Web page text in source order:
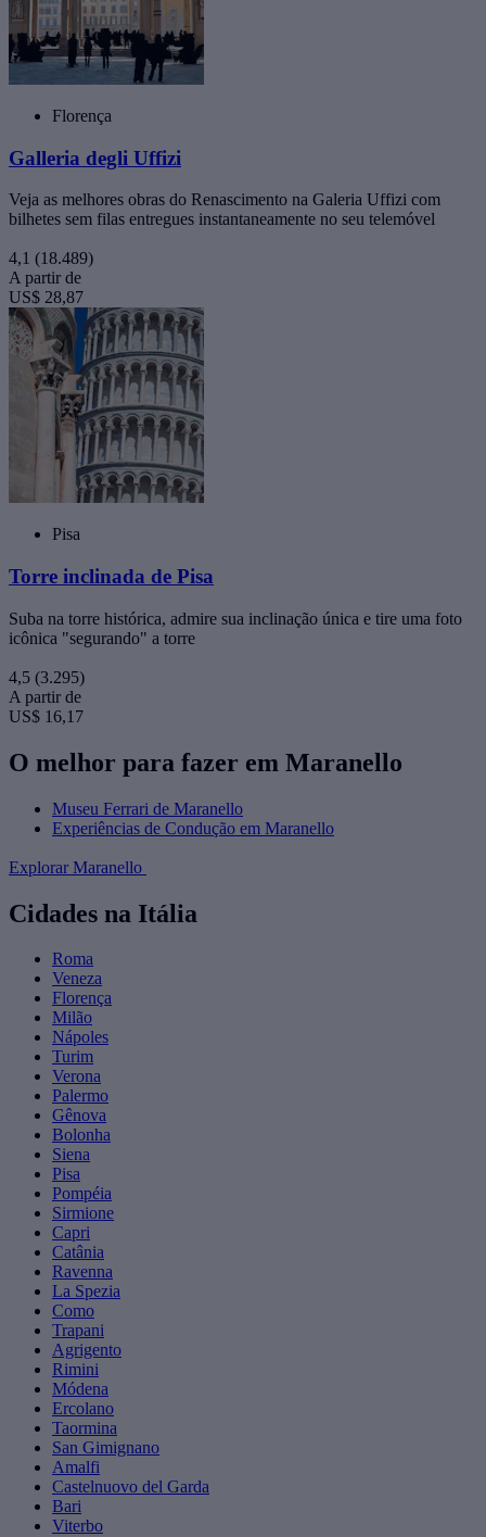
Florença
Galleria degli Uffizi
Veja as melhores obras do Renascimento na Galeria Uffizi com
bilhetes sem filas entregues instantaneamente no seu telemóvel
4,1 (18.489)
A partir de
US$ 28,87
Pisa
Torre inclinada de Pisa
Suba na torre histórica, admire sua inclinação única e tire uma foto
icônica "segurando" a torre
4,5 (3.295)
A partir de
US$ 16,17
O melhor para fazer em Maranello
Museu Ferrari de Maranello
Experiências de Condução em Maranello
Explorar Maranello
Cidades na Itália
Roma
Veneza
Florença
Milão
Nápoles
Turim
Verona
Palermo
Gênova
Bolonha
Siena
Pisa
Pompéia
Sirmione
Capri
Catânia
Ravenna
La Spezia
Como
Trapani
Agrigento
Rimini
Módena
Ercolano
Taormina
San Gimignano
Amalfi
Castelnuovo del Garda
Bari
Viterbo